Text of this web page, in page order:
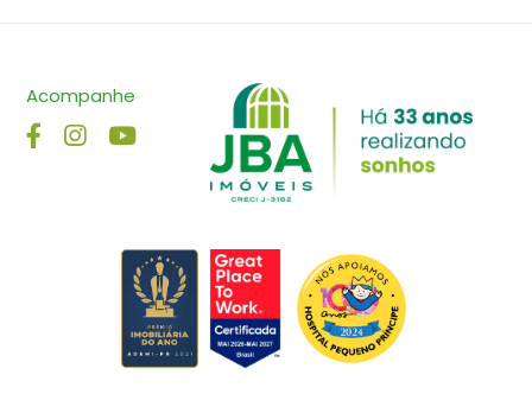
Acompanhe